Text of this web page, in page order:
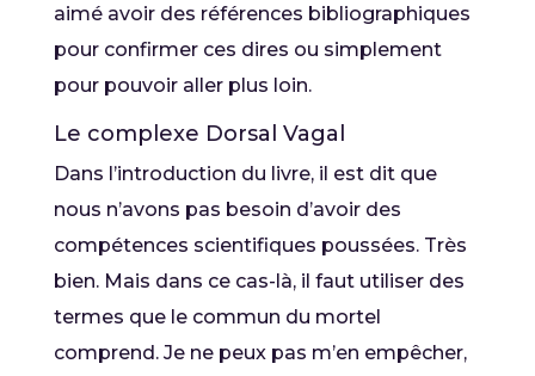
aimé avoir des références bibliographiques
pour confirmer ces dires ou simplement
pour pouvoir aller plus loin.
Le complexe Dorsal Vagal
Dans l’introduction du livre, il est dit que
nous n’avons pas besoin d’avoir des
compétences scientifiques poussées. Très
bien. Mais dans ce cas-là, il faut utiliser des
termes que le commun du mortel
comprend. Je ne peux pas m’en empêcher,